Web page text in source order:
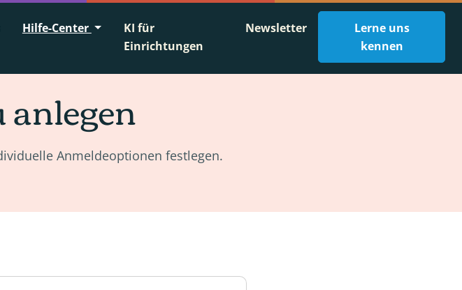
Hilfe-Center
KI für
Einrichtungen
Newsletter
Lerne uns
kennen
Anmeldeoptionen festlegen.